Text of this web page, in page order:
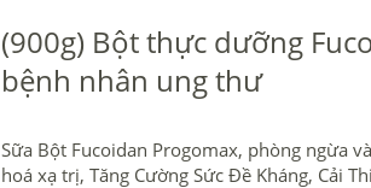
(900g) Bột thực dưỡng
bệnh nhân ung thư
Sữa Bột Fucoidan Progomax, phòng ngừa
hoá xạ trị, Tăng Cường Sức Đề Kháng, Cải